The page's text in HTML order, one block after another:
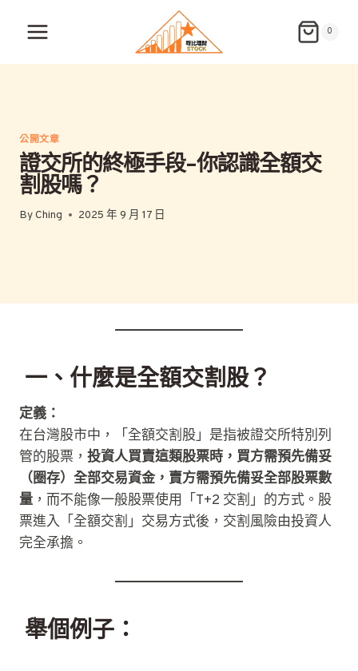
0
公開文章
證交所的終極手段-你認識全額交
割股嗎？
ByChing 2025 年 9 月 17 日
一、什麼是全額交割股？
定義：
在台灣股市中，「全額交割股」是指被證交所特別列
管的股票， 投資人買賣這類股票時， 買方需預先備妥
（圈存） 全部交易資金， 賣方需預先備妥全部股票數
量 ，而不能像一般股票使用「T+2 交割」的方式。股
票進入「全額交割」交易方式後，交割風險由投資人
完全承擔。
舉個例子：